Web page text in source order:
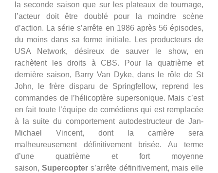
la seconde saison que sur les plateaux de tournage,
l’acteur doit être doublé pour la moindre scène
d’action. La série s’arrête en 1986 après 56 épisodes,
du moins dans sa forme initiale. Les producteurs de
USA Network, désireux de sauver le show, en
rachètent les droits à CBS. Pour la quatrième et
dernière saison, Barry Van Dyke, dans le rôle de St
John, le frère disparu de Springfellow, reprend les
commandes de l’hélicoptère supersonique. Mais c’est
en fait toute l’équipe de comédiens qui est remplacée
à la suite du comportement autodestructeur de Jan-
Michael Vincent, dont la carrière sera
malheureusement définitivement brisée. Au terme
d’une quatrième et fort moyenne
saison,Supercopter s’arrête définitivement, mais elle